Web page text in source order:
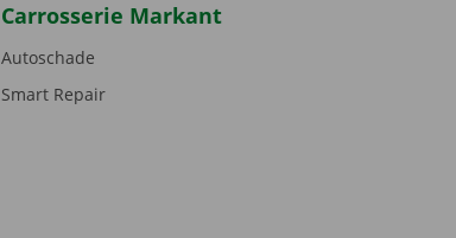
Carrosserie Markant
Autoschade
Smart Repair